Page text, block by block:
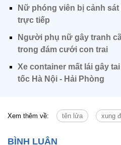
Nữ phóng viên bị cảnh
trực tiếp
Người phụ nữ gây tranh
trong đám cưới con trai
Xe container mất lái gây
tốc Hà Nội - Hải Phòng
Xem thêm về: tên lửa xung